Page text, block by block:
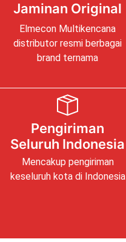
Jaminan Original
Elmecon Multikencana
distributor resmi berbagai
brand ternama
Pengiriman
Seluruh Indonesia
Mencakup pengiriman
keseluruh kota di Indonesia